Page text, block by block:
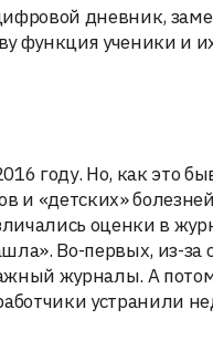
дневник,
функция ученики и
году. Но, как это
и «детских»
оценки в
Во-первых, из-
журналы. А
устранили